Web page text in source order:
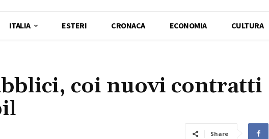
ITALIA ESTERI CRONACA ECONOMIA CULTURA
coi nuovi contratti
Share